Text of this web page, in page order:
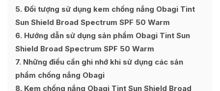
5 Đối tượng sử dụng kem chống nắng Obagi Tint
Sun Shield Broad Spectrum SPF 50 Warm
6 Hướng dẫn sử dụng sản phẩm Obagi Tint Sun
Shield Broad Spectrum SPF 50 Warm
7 Những điều cần ghi nhớ khi sử dụng các sản
phẩm chống nắng Obagi
8 Kem chống nắng Obagi Tint Sun Shield Broad